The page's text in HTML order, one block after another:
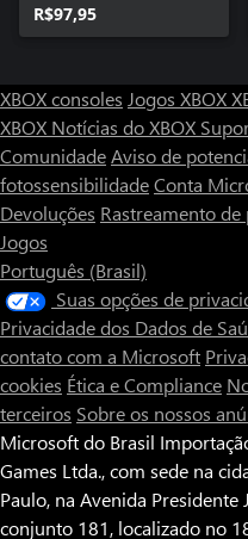
R$97,95
XBOX consoles Jogos XBOX
XBOX Notícias do XBOX
ComunidadeAviso de
fotossensibilidadeConta
Devoluções Rastreamento de
Jogos
Português (Brasil)
Suas opções de
Privacidade dos Dados de
contato com a Microsoft
cookies Ética e Compliance
terceiros Sobre os nossos
Microsoft do Brasil
Games Ltda., com sede na
Paulo, na Avenida Presidente
conjunto 181, localizado no